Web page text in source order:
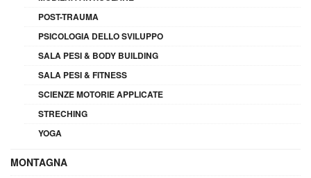
POST-TRAUMA
PSICOLOGIA DELLO SVILUPPO
SALA PESI & BODY BUILDING
SALA PESI & FITNESS
SCIENZE MOTORIE APPLICATE
STRECHING
YOGA
MONTAGNA